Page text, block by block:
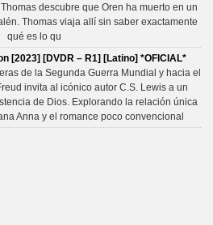
descubre que Oren ha muerto en un
Thomas viaja allí sin saber exactamente
qué es lo qu
[2023] [DVDR – R1] [Latino] *OFICIAL*
de la Segunda Guerra Mundial y hacia el
invita al icónico autor C.S. Lewis a un
de Dios. Explorando la relación única
Anna y el romance poco convencional